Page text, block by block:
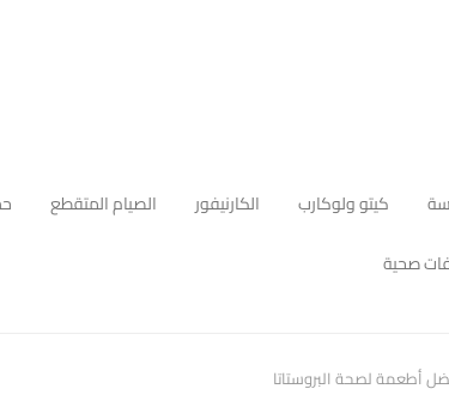
كيتو ولوكارب الكارنيفور الصيام المتقطع
صحية
أطعمة لصحة البروستاتا